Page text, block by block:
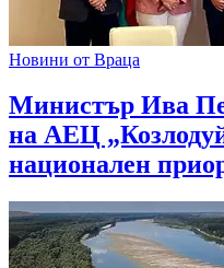
Новини от Враца
Министър Ива
на АЕЦ
национален